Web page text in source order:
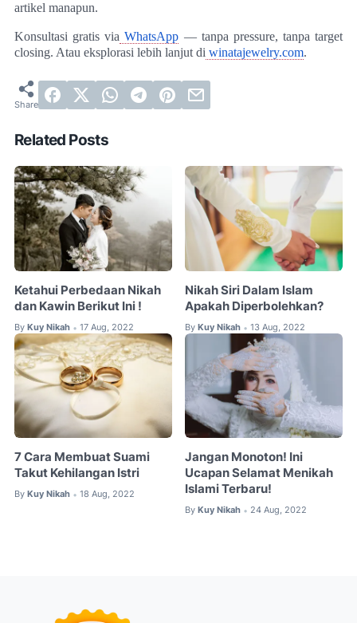
artikel manapun.
Konsultasi gratis via WhatsApp — tanpa pressure, tanpa target
closing. Atau eksplorasi lebih lanjut di winatajewelry.com.
Related Posts
Ketahui Perbedaan Nikah
dan Kawin Berikut Ini !
By Kuy Nikah • 17 Aug, 2022
Nikah Siri Dalam Islam
Apakah Diperbolehkan?
By Kuy Nikah • 13 Aug, 2022
7 Cara Membuat Suami
Takut Kehilangan Istri
By Kuy Nikah • 18 Aug, 2022
Jangan Monoton! Ini
Ucapan Selamat Menikah
Islami Terbaru!
By Kuy Nikah • 24 Aug, 2022